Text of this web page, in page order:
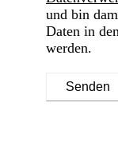
und bin
Daten in
werden.
Senden